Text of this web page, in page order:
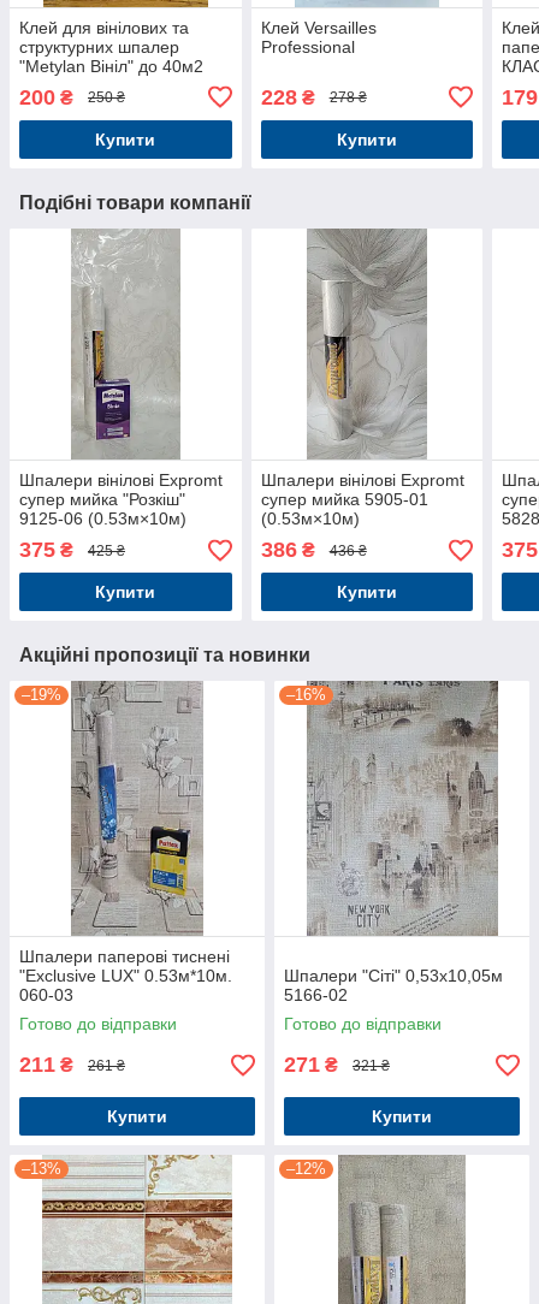
Клей для вінілових та
структурних шпалер
"Metylan Вініл" до 40м2
200 ₴ 250 ₴
Купити
Клей Versailles
Professional
228₴ 278 ₴
Купити
179
Подібні товари компанії
Шпалери вінілові Expromt
супер мийка "Розкіш"
9125-06 (0.53м×10м)
375 ₴ 425 ₴
Купити
Шпалери вінілові Expromt
супер мийка 5905-01
(0.53м×10м)
386₴ 436 ₴
Купити
375
Акційні пропозиції та новинки
–19%
Шпалери паперові тиснені
"Exclusive LUX" 0.53м*10м.
060-03
Готово до відправки
211 ₴ 261 ₴
Купити
–16%
Шпалери "Сіті" 0,53x10,05м
5166-02
Готово до відправки
271 ₴ 321 ₴
Купити
–13% –12%